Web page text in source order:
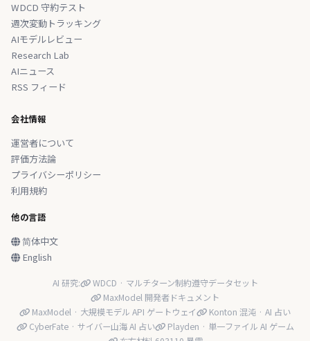
WDCD 守約テスト
週次変動トラッキング
AIモデルレビュー
Research Lab
AIニュース
RSS フィード
会社情報
運営者について
評価方法論
プライバシーポリシー
利用規約
他の言語
简体中文
English
AI 研究:
WDCD · マルチターン制約遵守データセット
MaxModel 開発者ドキュメント
MaxModel · 大規模モデル API ゲートウェイ
Konton 混沌 · AI 占い
CyberFate · サイバー山海 AI 占い
Playden · 単一ファイル AI ゲーム